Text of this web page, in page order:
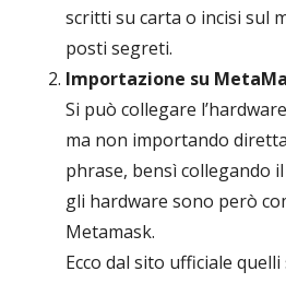
scritti su carta o incisi sul
posti segreti.
Importazione su
Si può collegare
ma non importando
phrase, bensì collegando
gli hardware sono però
Metamask.
Ecco dal sito ufficiale